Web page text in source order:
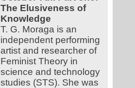
The Elusiveness of
Knowledge
T. G. Moraga is an
independent performing
artist and researcher of
Feminist Theory in
science and technology
studies (STS). She was